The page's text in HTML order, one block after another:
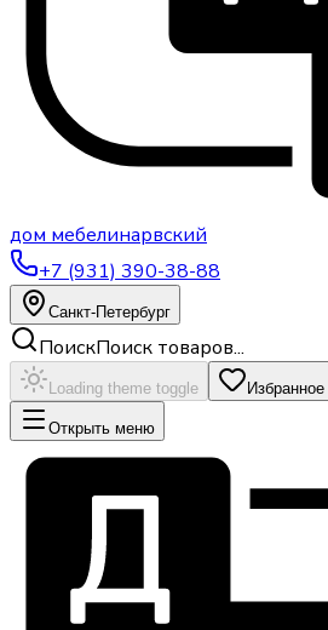
дом мебелинарвский
+7 (931) 390-38-88
Санкт-Петербург
ПоискПоиск товаров...
Loading theme toggle Избранное
Открыть меню